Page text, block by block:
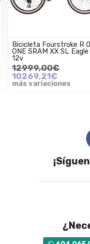
Bicicleta Fourstroke R
ONE SRAM XX SL Eagle
12v
12999,00€
10269,21€
más variaciones